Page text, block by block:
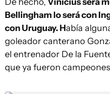
Bellingham lo será con
con Uruguay. Había
goleador canterano
el entrenador De la
que ya fueron